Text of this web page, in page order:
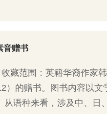
音赠书
收藏范围：英籍华裔作家
）的赠书。图书内容以文
从语种来看，涉及中、日